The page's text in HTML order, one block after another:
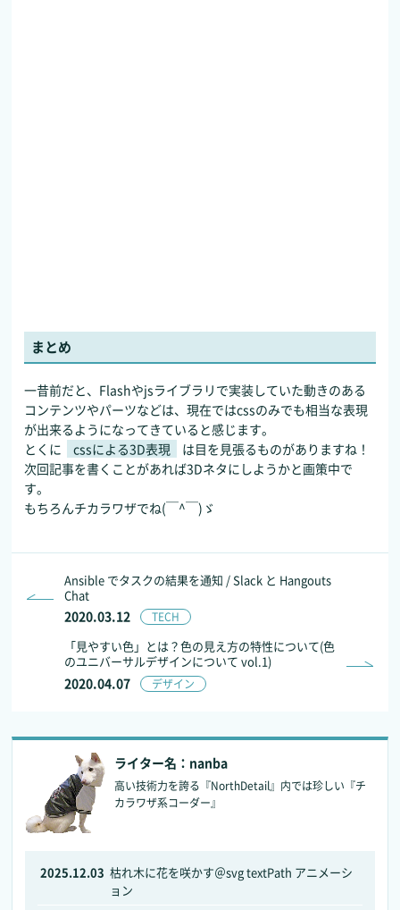
まとめ
一昔前だと、Flashやjsライブラリで実装していた動きのある
コンテンツやパーツなどは、現在ではcssのみでも相当な表現
が出来るようになってきていると感じます。
とくに
cssによる3D表現
は目を見張るものがありますね！
次回記事を書くことがあれば3Dネタにしようかと画策中で
す。
もちろんチカラワザでね(￣^￣)ゞ
2020.03.12 TECH
Ansible でタスクの結果を通知 / Slack と Hangouts
Chat
2020.04.07 デザイン
「見やすい色」とは？色の見え方の特性について(色
のユニバーサルデザインについて vol.1)
ライター名：nanba
高い技術力を誇る『NorthDetail』内では珍しい『チ
カラワザ系コーダー』
2025.12.03 枯れ木に花を咲かす＠svg textPath アニメーシ
ョン